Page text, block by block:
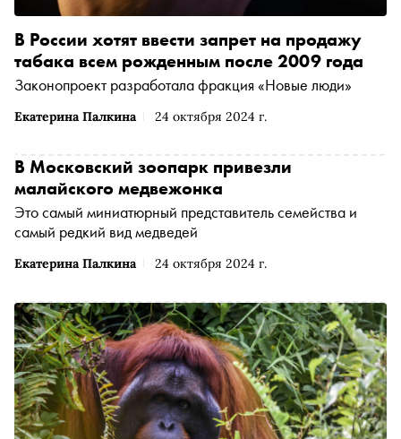
Екатерина Палкина 24 октября 2024 г.
В России хотят ввести запрет на продажу
табака всем рожденным после 2009 года
Законопроект разработала фракция «Новые люди»
Екатерина Палкина 24 октября 2024 г.
В Московский зоопарк привезли
малайского медвежонка
Это самый миниатюрный представитель семейства и
самый редкий вид медведей